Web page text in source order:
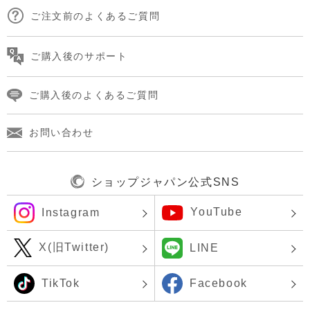
ご注文前のよくあるご質問
ご購入後のサポート
ご購入後のよくあるご質問
お問い合わせ
ショップジャパン公式SNS
Instagram YouTube
X(旧Twitter) LINE
TikTok Facebook